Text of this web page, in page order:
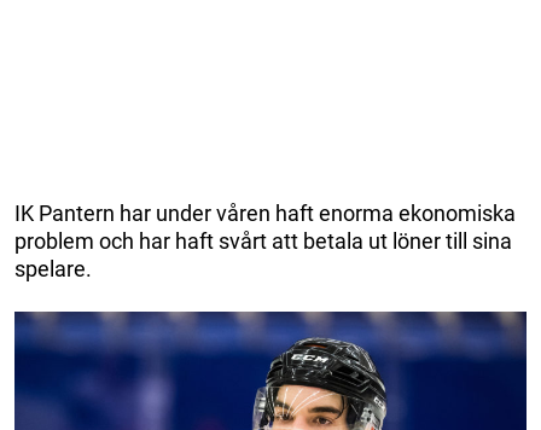
IK Pantern har under våren haft enorma ekonomiska
problem och har haft svårt att betala ut löner till sina
spelare.